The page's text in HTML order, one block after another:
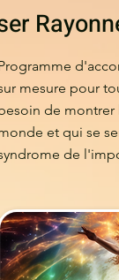
mesure pour
besoin de montrer
et qui se
de